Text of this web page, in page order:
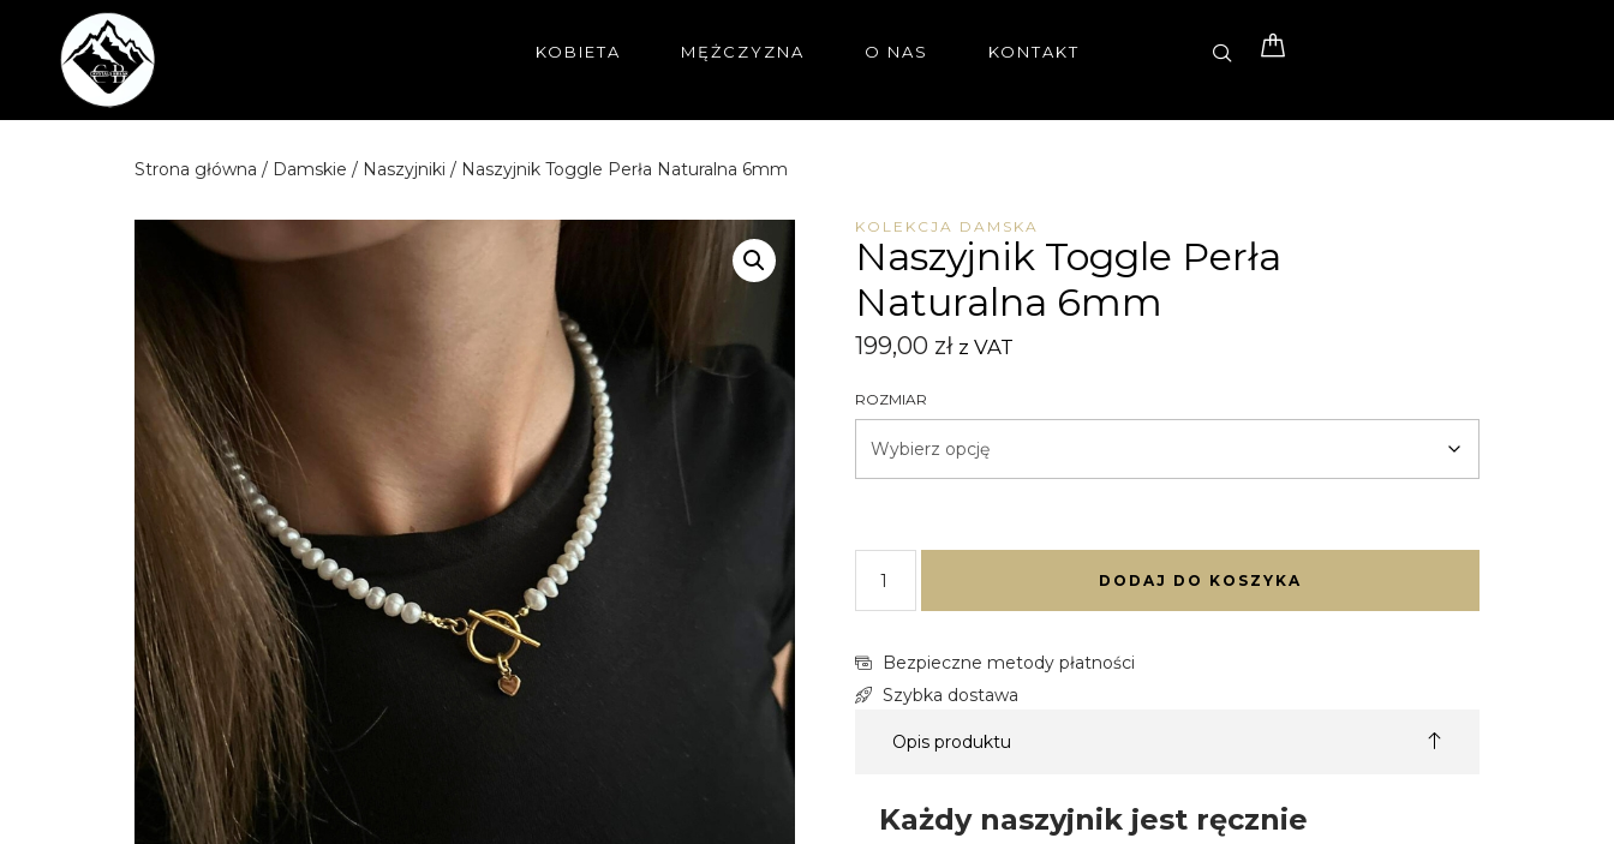
Przejdź
KOBIETA MĘŻCZYZNA O NAS KONTAKT
Strona główna / Damskie / Naszyjniki / Naszyjnik Toggle Perła Naturalna 6mm
KOLEKCJA DAMSKA
Naszyjnik Toggle Perła
Naturalna 6mm
199,00 zł z VAT
ROZMIAR
DODAJ DO KOSZYKA
Bezpieczne metody płatności
Szybka dostawa
Opis produktu
Każdy naszyjnik jest ręcznie